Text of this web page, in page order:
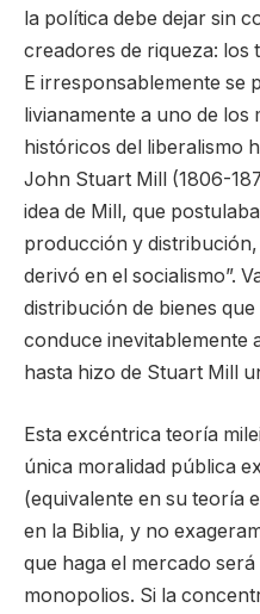
la política debe dejar sin
creadores de riqueza: los
E irresponsablemente se
livianamente a uno de
históricos del liberalismo
John Stuart Mill (1806-
idea de Mill, que
producción y
derivó en el socialismo”.
distribución de bienes
conduce inevitablemente
hasta hizo de Stuart Mill
Esta excéntrica teoría
única moralidad pública
(equivalente en su teoría
en la Biblia, y no
que haga el mercado
monopolios. Si la